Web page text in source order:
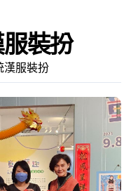
裝扮
漢服裝扮